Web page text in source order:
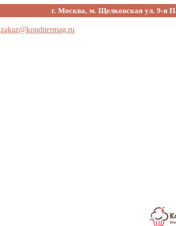
г. Москва, м. Щелковская ул. 9-я
zakaz@konditermag.ru